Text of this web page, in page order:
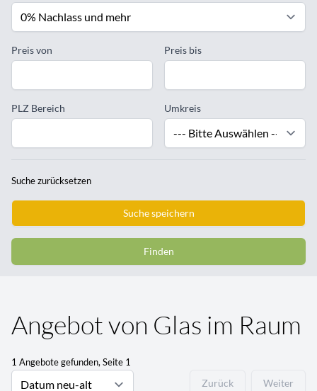
Preis von Preis bis
PLZ Bereich Umkreis
Suche zurücksetzen
Suche speichern
Finden
Angebot von Glas im Raum
1 Angebote gefunden, Seite 1
Zurück Weiter